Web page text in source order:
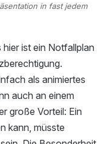
in fast jedem
hier ist ein Notfallplan
als animiertes
auch an einem
große Vorteil: Ein
kann, müsste